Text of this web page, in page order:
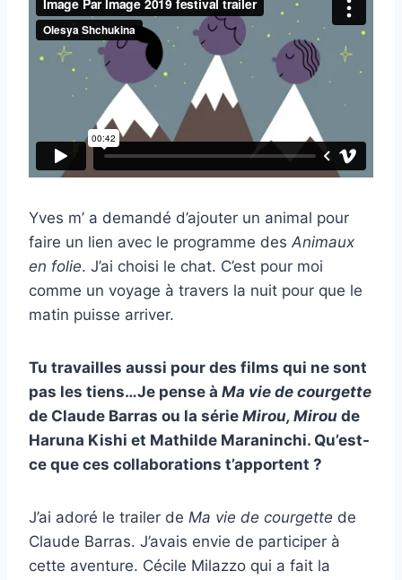
Yves m’ a demandé d’ajouter un animal pour
faire un lien avec le programme des Animaux
en folie. J’ai choisi le chat. C’est pour moi
comme un voyage à travers la nuit pour que le
matin puisse arriver.
Tu travailles aussi pour des films qui ne sont
pas les tiens…Je pense à Ma vie de courgette
de Claude Barras ou la série Mirou, Mirou de
Haruna Kishi et Mathilde Maraninchi. Qu’est-
ce que ces collaborations t’apportent ?
J’ai adoré le trailer de Ma vie de courgette de
Claude Barras. J’avais envie de participer à
cette aventure. Cécile Milazzo qui a fait la